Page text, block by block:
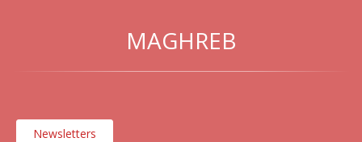
MAGHREB
Newsletters